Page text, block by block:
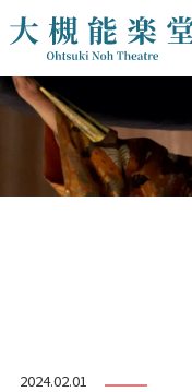
2024.02.01